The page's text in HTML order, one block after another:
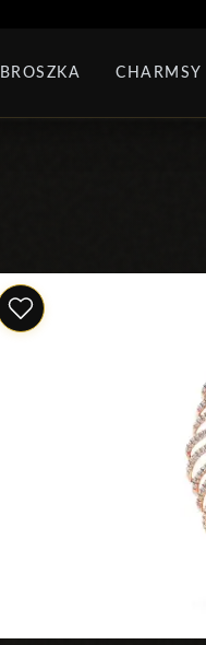
BROSZKA CHARMSY